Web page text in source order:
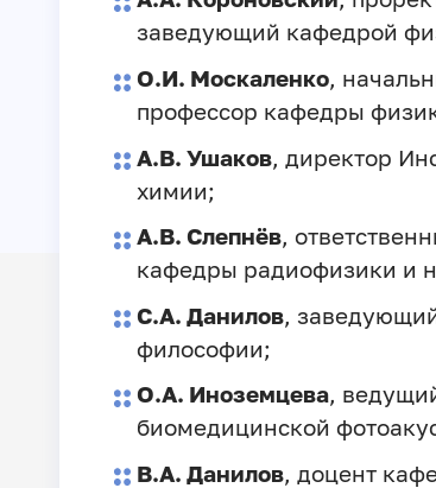
заведующий кафедрой
О.И. Москаленко,
профессор кафедры
А.В. Ушаков , директор
химии;
А.В. Слепнёв,
кафедры радиофизики и
С.А. Данилов,
философии;
О.А. Иноземцева,
биомедицинской
В.А. Данилов, доцент